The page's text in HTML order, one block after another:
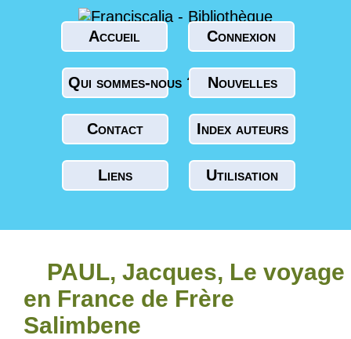
Accueil Connexion
Qui sommes-nous ? Nouvelles
Contact Index auteurs
Liens Utilisation
PAUL, Jacques, Le voyage
en France de Frère
Salimbene